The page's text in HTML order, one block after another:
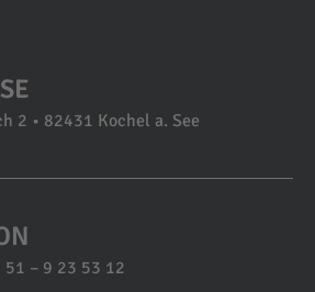
2 • 82431 Kochel a. See
51 – 9 23 53 12